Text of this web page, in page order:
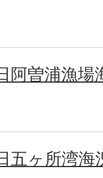
阿曽浦漁場
五ヶ所湾海